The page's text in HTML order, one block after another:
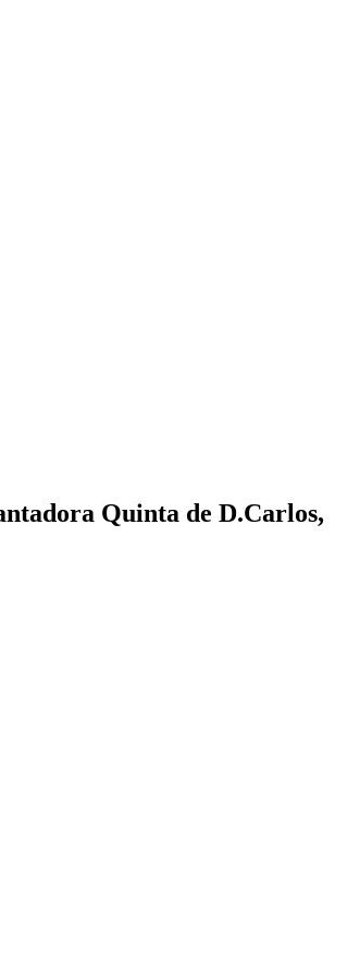
Quinta de D.Carlos,